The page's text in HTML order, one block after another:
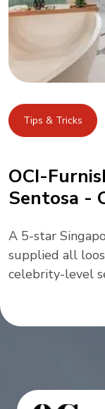
China
A 5-star
loose & fixed
design, ocean-
connectivity to
across rooms,